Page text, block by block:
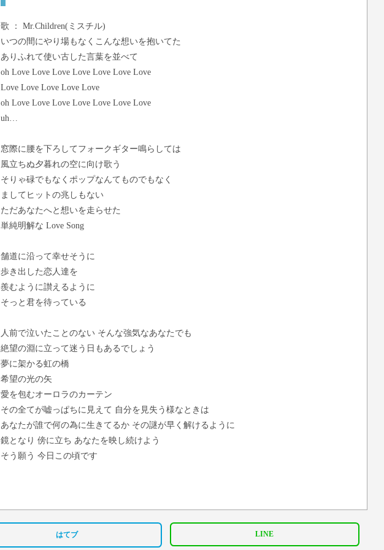
歌 ： Mr.Children(ミスチル)
いつの間にやり場もなくこんな想いを抱いてた
ありふれて使い古した言葉を並べて
oh Love Love Love Love Love Love Love
Love Love Love Love Love
oh Love Love Love Love Love Love Love
uh…
窓際に腰を下ろしてフォークギター鳴らしては
風立ちぬ夕暮れの空に向け歌う
そりゃ碌でもなくポップなんてものでもなく
ましてヒットの兆しもない
ただあなたへと想いを走らせた
単純明解な Love Song
舗道に沿って幸せそうに
歩き出した恋人達を
羨むように讃えるように
そっと君を待っている
人前で泣いたことのない そんな強気なあなたでも
絶望の淵に立って迷う日もあるでしょう
夢に架かる虹の橋
希望の光の矢
愛を包むオーロラのカーテン
その全てが嘘っぱちに見えて 自分を見失う様なときは
あなたが誰で何の為に生きてるか その謎が早く解けるように
鏡となり 傍に立ち あなたを映し続けよう
そう願う 今日この頃です
はてブ LINE